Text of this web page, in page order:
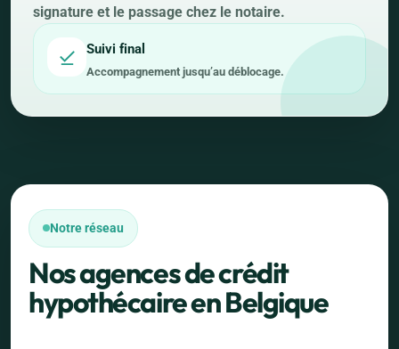
signature et le passage chez le notaire.
Suivi final
Accompagnement jusqu’au déblocage.
Notre réseau
Nos agences de crédit
hypothécaire en Belgique